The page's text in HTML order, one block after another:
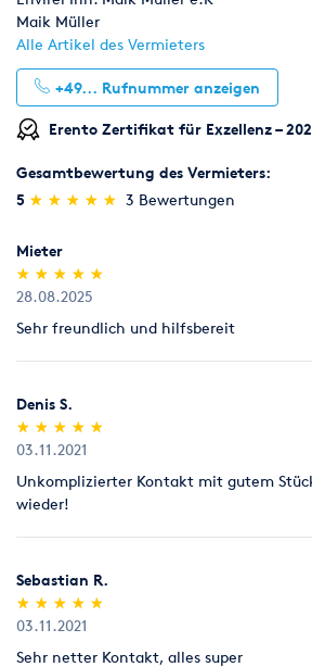
- Gehäuse Par 56, Farbfilterrahmen mit
- Sockel G-12
TECHNISCHE DATEN
- Empfohlenes Leuchtmittel: CDM-T
- Länge 400 mm
- Breite 240 mm
- Höhe mit Bügel 320 mm
- Lichtaustritt 140 mm
- Gewicht 4,50 kg
Safety 60cm / 4mm mit Kettennotglied
Sicherungsseil mit Kettennotglied
geöst. Die Tragkraft errechnet sich aus
Diese wird durch den für den jeweiligen
vorgeschriebenen Sicherheitsfaktor
Der schlanke unter den Trussaufnehmern
- Breite: 30mm
Maik Müller
Alle Artikel des Vermieters
+49... Rufnummer anzeigen
Erento Zertifikat für Exzellenz –
Gesamtbewertung des Vermieters:
5 (*)
★
★
(*) ★
★
(*) ★
★
(*) ★
★
(*) ★
★ 3 Bewertungen
Mieter
(*)
★
★
(*) ★
★
(*) ★
★
(*) ★
★
(*) ★
★
28.08.2025
Sehr freundlich und hilfsbereit
Denis S.
(*)
★
★
(*) ★
★
(*) ★
★
(*) ★
★
(*) ★
★
03.11.2021
Unkomplizierter Kontakt mit gutem
wieder!
Sebastian R.
(*)
★
★
(*) ★
★
(*) ★
★
(*) ★
★
(*) ★
★
03.11.2021
Sehr netter Kontakt, alles super